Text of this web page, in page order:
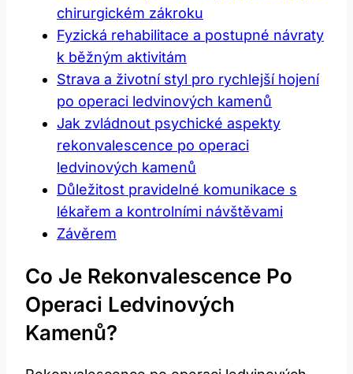
chirurgickém zákroku
Fyzická rehabilitace a postupné návraty
k běžným aktivitám
Strava a životní styl pro rychlejší hojení
po operaci ledvinových kamenů
Jak zvládnout psychické aspekty
rekonvalescence po operaci
ledvinových kamenů
Důležitost pravidelné komunikace s
lékařem a kontrolními návštěvami
Závěrem
Co Je Rekonvalescence Po
Operaci Ledvinových
Kamenů?